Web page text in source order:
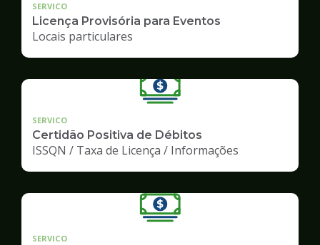
SERVICO
Licença Provisória para Eventos
Locais particulares
SERVICO
Certidão Positiva de Débitos
ISSQN / Taxa de Licença / Informações
SERVICO